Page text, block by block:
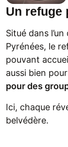
Un refuge
Situé dans
Pyrénées, le
pouvant
aussi bien pour
pour des
Ici, chaque
belvédère.